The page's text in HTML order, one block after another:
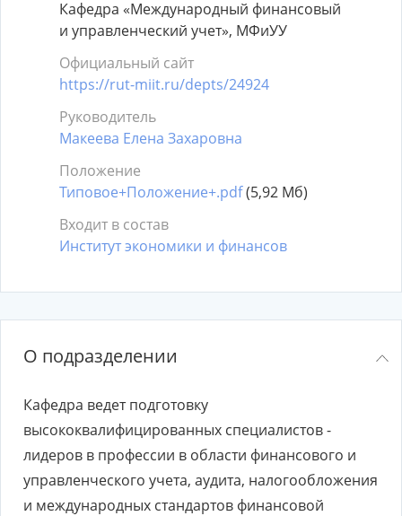
Кафедра «Международный финансовый
и управленческий учет», МФиУУ
Официальный сайт
https://rut-miit.ru/depts/24924
Руководитель
Макеева Елена Захаровна
Положение
Типовое+Положение+.pdf(5,92 Мб)
Входит в состав
Институт экономики и финансов
О подразделении
Кафедра ведет подготовку
высококвалифицированных специалистов -
лидеров в профессии в области финансового и
управленческого учета, аудита, налогообложения
и международных стандартов финансовой